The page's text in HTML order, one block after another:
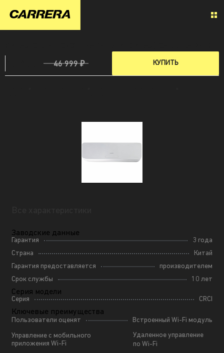
40 499 ₽ 46 999 ₽ КУПИТЬ
Заводские данные
Гарантия
3 года
Страна
Китай
Гарантия предоставляется
производителем
Срок службы
10 лет
Серия модели
Серия CRCI
Ключевые преимущества
Пользователи оценят Встроенный Wi-Fi модуль
Управление с мобильного
приложения Wi-Fi
Удаленное управление
по Wi-Fi